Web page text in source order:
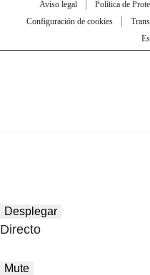
Aviso legal Política de
Configuración de cookies
Desplegar
Directo
Mute